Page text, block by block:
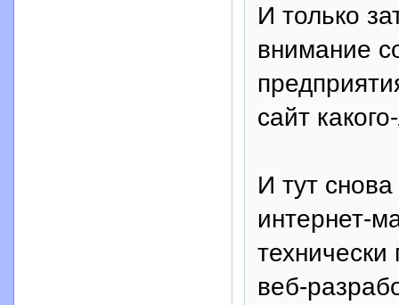
И только
внимание
сайт
И тут
интернет-
технически
веб-